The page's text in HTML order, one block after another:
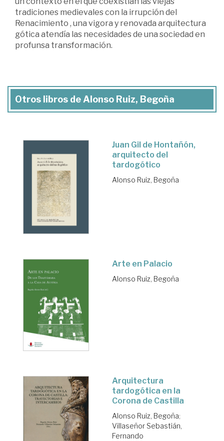
tradiciones medievales con la irrupción del
Renacimiento , una vigora y renovada arquitectura
gótica atendía las necesidades de una sociedad en
profunsa transformación.
Otros libros de Alonso Ruiz, Begoña
Juan Gil de Hontañón,
arquitecto del
tardogótico
Alonso Ruiz, Begoña
Arte en Palacio
Alonso Ruiz, Begoña
Arquitectura
tardogótica en la
Corona de Castilla
Alonso Ruiz, Begoña;
Villaseñor Sebastián,
Fernando